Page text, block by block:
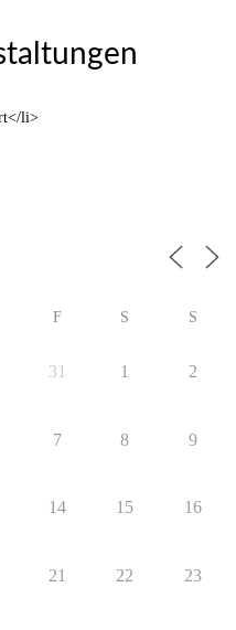
li>
F S S
31 1 2
7 8 9
14 15 16
21 22 23